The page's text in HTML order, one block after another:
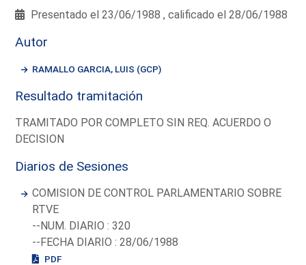
Presentado el 23/06/1988 , calificado el 28/06/1988
Autor
RAMALLO GARCIA, LUIS (GCP)
Resultado tramitación
TRAMITADO POR COMPLETO SIN REQ. ACUERDO O
DECISION
Diarios de Sesiones
COMISION DE CONTROL PARLAMENTARIO SOBRE
RTVE
--NUM. DIARIO : 320
--FECHA DIARIO : 28/06/1988
PDF